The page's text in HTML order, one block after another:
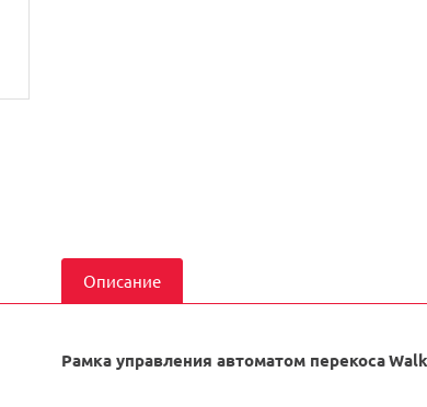
Описание
Рамка управления автоматом перекоса